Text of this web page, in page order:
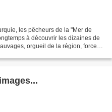
les pêcheurs de la "Mer de
à découvrir les dizaines de
orgueil de la région, forces